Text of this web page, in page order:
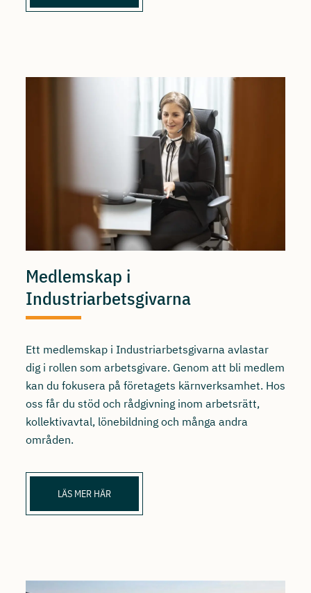
Medlemskap i
Industriarbetsgivarna
Ett medlemskap i Industriarbetsgivarna avlastar
dig i rollen som arbetsgivare. Genom att bli medlem
kan du fokusera på företagets kärnverksamhet. Hos
oss får du stöd och rådgivning inom arbetsrätt,
kollektivavtal, lönebildning och många andra
områden.
LÄS MER HÄR